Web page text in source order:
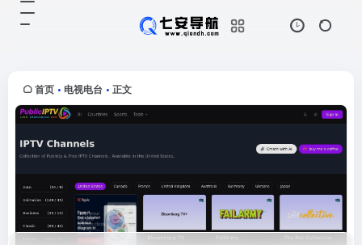
首页 • 电视电台 • 正文
15000多个频道资源。平台提供直观
的分类和多源播放选项，用户可直接
在线观看高...